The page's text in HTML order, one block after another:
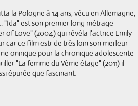
la Pologne à 14 ans, vécu en Allemagne,
"Ida" est son premier long métrage
of Love" (2004) qui révéla l'actrice Emily
car ce film estr de très loin son meilleur
onirique pour la chronique adolescente
"La femme du Vème étage" (2011) il
épurée que fascinant.